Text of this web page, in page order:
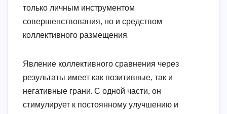
только личным инструментом
совершенствования, но и средством
коллективного размещения.
Явление коллективного сравнения через
результаты имеет как позитивные, так и
негативные грани. С одной части, он
стимулирует к постоянному улучшению и